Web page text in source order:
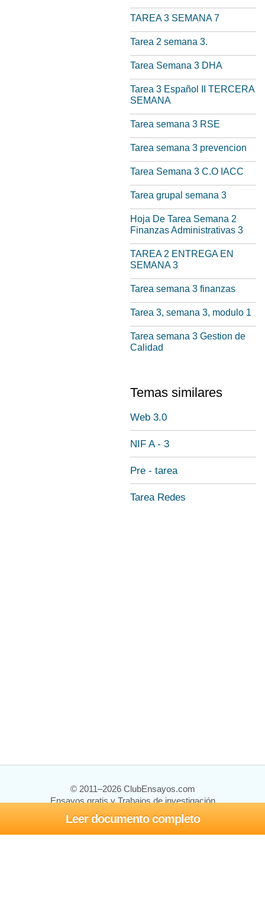
Leer documento completo
TAREA 3 SEMANA 7
Tarea 2 semana 3.
Tarea Semana 3 DHA
Tarea 3 Español II TERCERA
SEMANA
Tarea semana 3 RSE
Tarea semana 3 prevencion
Tarea Semana 3 C.O IACC
Tarea grupal semana 3
Hoja De Tarea Semana 2
Finanzas Administrativas 3
TAREA 2 ENTREGA EN
SEMANA 3
Tarea semana 3 finanzas
Tarea 3, semana 3, modulo 1
Tarea semana 3 Gestion de
Calidad
Temas similares
Web 3.0
NIF A - 3
Pre - tarea
Tarea Redes
© 2011–2026 ClubEnsayos.com
Ensayos gratis y Trabajos de investigación